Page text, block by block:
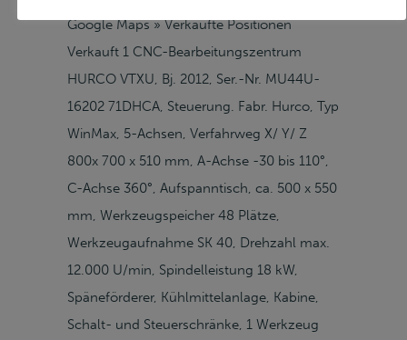
Google Maps » Verkaufte Positionen
Verkauft 1 CNC-Bearbeitungszentrum
HURCO VTXU, Bj. 2012, Ser.-Nr. MU44U-
16202 71DHCA, Steuerung. Fabr. Hurco, Typ
WinMax, 5-Achsen, Verfahrweg X/ Y/ Z
800x 700 x 510 mm, A-Achse -30 bis 110°,
C-Achse 360°, Aufspanntisch, ca. 500 x 550
mm, Werkzeugspeicher 48 Plätze,
Werkzeugaufnahme SK 40, Drehzahl max.
12.000 U/min, Spindelleistung 18 kW,
Späneförderer, Kühlmittelanlage, Kabine,
Schalt- und Steuerschränke, 1 Werkzeug